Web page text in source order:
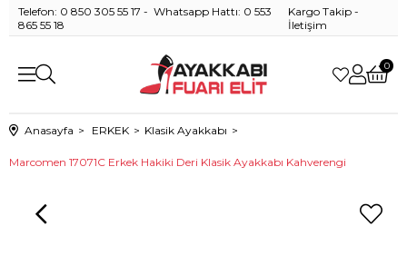
Telefon: 0 850 305 55 17 - Whatsapp Hattı: 0 553
865 55 18
Kargo Takip -
İletişim
0
Anasayfa ERKEK Klasik Ayakkabı
Marcomen 17071C Erkek Hakiki Deri Klasik Ayakkabı Kahverengi